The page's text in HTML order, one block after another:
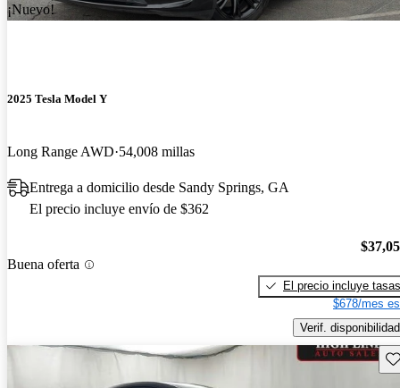
¡Nuevo!
2025 Tesla Model Y
Long Range AWD 54,008 millas
Entrega a domicilio desde Sandy Springs, GA
El precio incluye envío de $362
Buena oferta
El precio incluye tasas
$678/mes
Verif. disponibilidad